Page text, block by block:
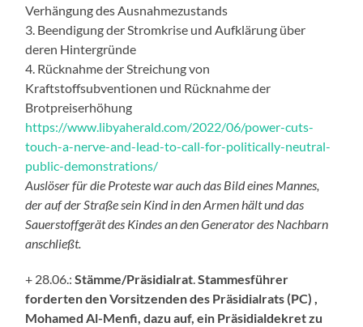
Verhängung des Ausnahmezustands
3. Beendigung der Stromkrise und Aufklärung über
deren Hintergründe
4. Rücknahme der Streichung von
Kraftstoffsubventionen und Rücknahme der
Brotpreiserhöhung
https://www.libyaherald.com/2022/06/power-cuts-
touch-a-nerve-and-lead-to-call-for-politically-neutral-
public-demonstrations/
Auslöser für die Proteste war auch das Bild eines Mannes,
der auf der Straße sein Kind in den Armen hält und das
Sauerstoffgerät des Kindes an den Generator des Nachbarn
anschließt.
+ 28.06.:Stämme/Präsidialrat.Stammesführer
forderten den Vorsitzenden des Präsidialrats(PC),
Mohamed Al-Menfi, dazu auf, ein Präsidialdekret zu